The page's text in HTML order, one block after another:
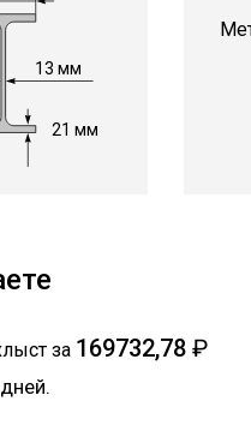
13 мм
21 мм
за 169732,78 ₽